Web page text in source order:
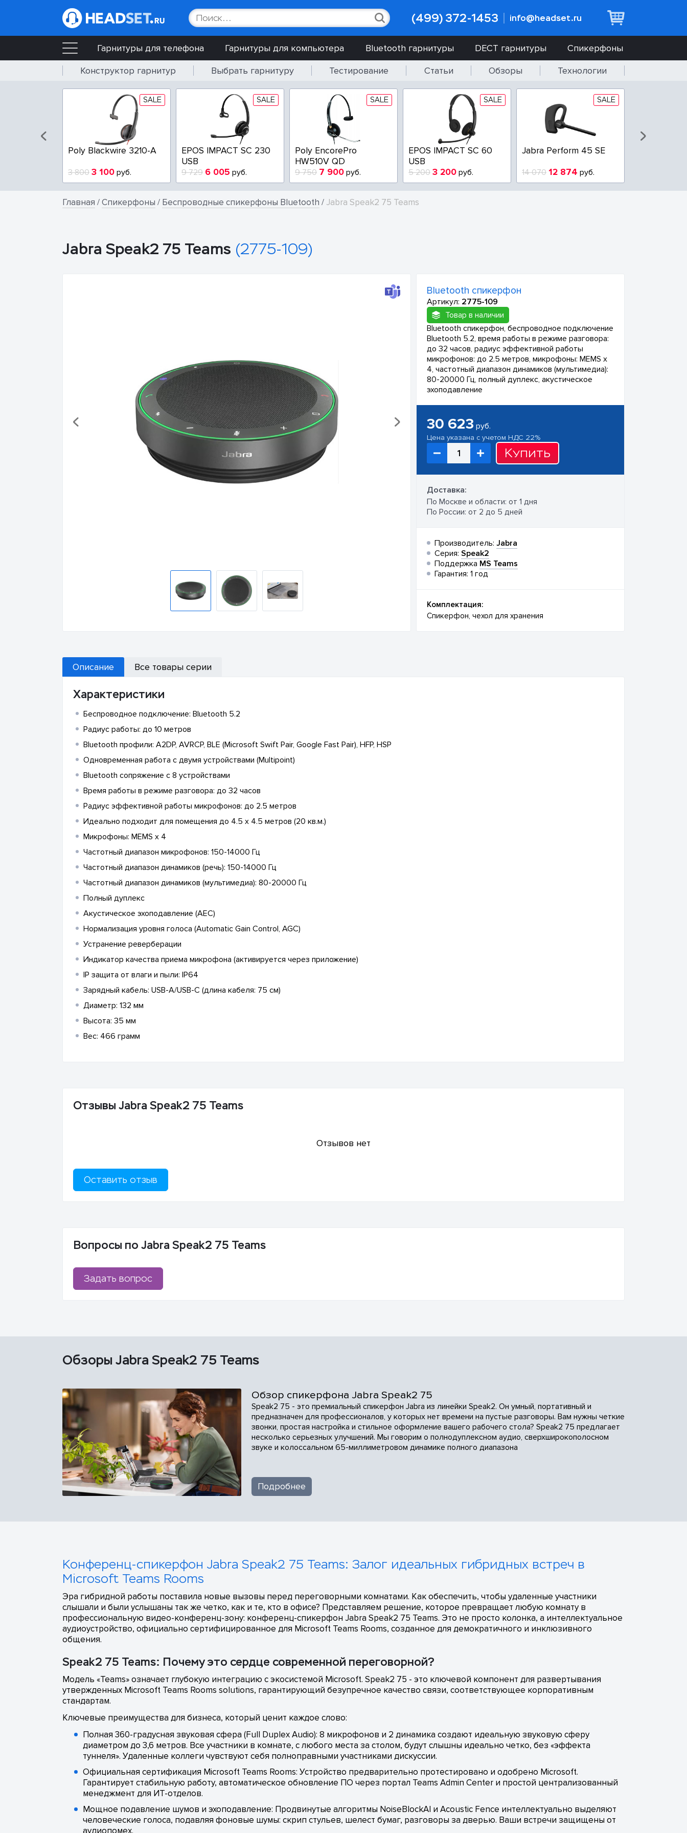
(499) 372-1453 info@headset.ru
Гарнитуры для телефона Гарнитуры для компьютера Bluetooth гарнитуры DECT гарнитуры
Спикерфоны
Конструктор гарнитур
Выбрать гарнитуру Тестирование Статьи Обзоры Технологии
SALE
Poly Blackwire 3210-A
3 800 3 100 руб.
SALE
EPOS IMPACT SC 230
USB
9 729 6 005 руб.
SALE
Poly EncorePro
HW510V QD
9 750 7 900 руб.
SALE
EPOS IMPACT SC 60
USB
5 200 3 200 руб.
SALE
Jabra Perform 45 SE
14 070 12 874 руб.
Главная /Спикерфоны / Беспроводные спикерфоны Bluetooth / Jabra Speak2 75 Teams
Jabra Speak2 75 Teams (2775-109)
Bluetooth спикерфон
Артикул: 2775-109
Товар в наличии
Bluetooth спикерфон, беспроводное подключение
Bluetooth 5.2, время работы в режиме разговора:
до 32 часов, радиус эффективной работы
микрофонов: до 2.5 метров, микрофоны: MEMS x
4, частотный диапазон динамиков (мультимедиа):
80-20000 Гц, полный дуплекс, акустическое
эхоподавление
30 623 руб.
Цена указана с учетом НДС 22%
Купить
Доставка:
По Москве и области: от 1 дня
По России: от 2 до 5 дней
Производитель: Jabra
Серия: Speak2
Поддержка MS Teams
Гарантия: 1 год
Комплектация:
Спикерфон, чехол для хранения
Описание Все товары серии
Характеристики
Беспроводное подключение: Bluetooth 5.2
Радиус работы: до 10 метров
Bluetooth профили: A2DP, AVRCP, BLE (Microsoft Swift Pair, Google Fast Pair), HFP, HSP
Одновременная работа с двумя устройствами (Multipoint)
Bluetooth сопряжение с 8 устройствами
Время работы в режиме разговора: до 32 часов
Радиус эффективной работы микрофонов: до 2.5 метров
Идеально подходит для помещения до 4.5 х 4.5 метров (20 кв.м.)
Микрофоны: MEMS x 4
Частотный диапазон микрофонов: 150-14000 Гц
Частотный диапазон динамиков (речь): 150-14000 Гц
Частотный диапазон динамиков (мультимедиа): 80-20000 Гц
Полный дуплекс
Акустическое эхоподавление (AEC)
Нормализация уровня голоса (Automatic Gain Control, AGC)
Устранение реверберации
Индикатор качества приема микрофона (активируется через приложение)
IP защита от влаги и пыли: IP64
Зарядный кабель: USB-A/USB-C (длина кабеля: 75 см)
Диаметр: 132 мм
Высота: 35 мм
Вес: 466 грамм
Отзывы Jabra Speak2 75 Teams
Отзывов нет
Оставить отзыв
Вопросы по Jabra Speak2 75 Teams
Задать вопрос
Обзоры Jabra Speak2 75 Teams
Обзор спикерфона Jabra Speak2 75
Speak2 75 - это премиальный спикерфон Jabra из линейки Speak2. Он умный, портативный и
предназначен для профессионалов, у которых нет времени на пустые разговоры. Вам нужны четкие
звонки, простая настройка и стильное оформление вашего рабочего стола? Speak2 75 предлагает
несколько серьезных улучшений. Мы говорим о полнодуплексном аудио, сверхширокополосном
звуке и колоссальном 65-миллиметровом динамике полного диапазона
Подробнее
Конференц-спикерфон Jabra Speak2 75 Teams: Залог идеальных гибридных встреч в
Microsoft Teams Rooms
Эра гибридной работы поставила новые вызовы перед переговорными комнатами. Как обеспечить, чтобы удаленные участники
слышали и были услышаны так же четко, как и те, кто в офисе? Представляем решение, которое превращает любую комнату в
профессиональную видео-конференц-зону: конференц-спикерфон Jabra Speak2 75 Teams. Это не просто колонка, а интеллектуальное
аудиоустройство, официально сертифицированное для Microsoft Teams Rooms, созданное для демократичного и инклюзивного
общения.
Speak2 75 Teams: Почему это сердце современной переговорной?
Модель «Teams» означает глубокую интеграцию с экосистемой Microsoft. Speak2 75 - это ключевой компонент для развертывания
утвержденных Microsoft Teams Rooms solutions, гарантирующий безупречное качество связи, соответствующее корпоративным
стандартам.
Ключевые преимущества для бизнеса, который ценит каждое слово:
Полная 360-градусная звуковая сфера (Full Duplex Audio): 8 микрофонов и 2 динамика создают идеальную звуковую сферу
диаметром до 3,6 метров. Все участники в комнате, с любого места за столом, будут слышны идеально четко, без «эффекта
туннеля». Удаленные коллеги чувствуют себя полноправными участниками дискуссии.
Официальная сертификация Microsoft Teams Rooms: Устройство предварительно протестировано и одобрено Microsoft.
Гарантирует стабильную работу, автоматическое обновление ПО через портал Teams Admin Center и простой централизованный
менеджмент для ИТ-отделов.
Мощное подавление шумов и эхоподавление: Продвинутые алгоритмы NoiseBlockAI и Acoustic Fence интеллектуально выделяют
человеческие голоса, подавляя фоновые шумы: скрип стульев, шелест бумаг, разговоры за дверью. Ваши встречи защищены от
аудиопомех.